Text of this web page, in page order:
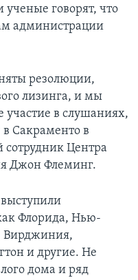
говорят, что
администрации
резолюции,
лизинга, и мы
участие в слушаниях,
Сакраменто в
Центра
Джон Флеминг.
Флорида, Нью-
Вирджиния,
и другие. Не
дома и ряд